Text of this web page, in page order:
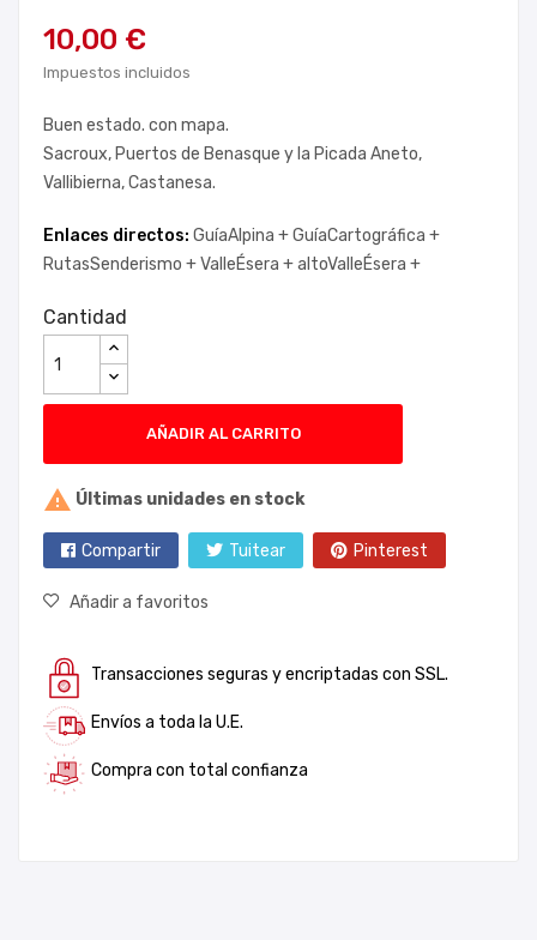
10,00 €
Impuestos incluidos
Buen estado. con mapa.
Sacroux, Puertos de Benasque y la Picada Aneto,
Vallibierna, Castanesa.
Enlaces directos: GuíaAlpina +GuíaCartográfica +
RutasSenderismo +ValleÉsera +altoValleÉsera +
Cantidad
AÑADIR AL CARRITO
 Últimas unidades en stock
Compartir Tuitear Pinterest
Añadir a favoritos
Transacciones seguras y encriptadas con SSL.
Envíos a toda la U.E.
Compra con total confianza